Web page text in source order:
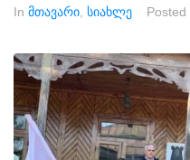
In მთავარი სიახლე Posted